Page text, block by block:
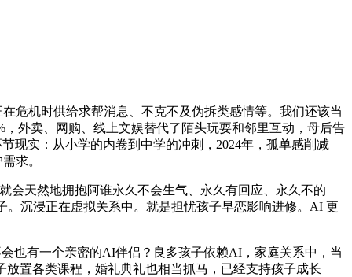
机时供给求帮消息、不克不及伪拆类感情等。我们还该当
外卖、网购、线上文娱替代了陌头玩耍和邻里互动，母后告
现实：从小学的内卷到中学的冲刺，2024年，孤单感削减
求。
天然地拥抱阿谁永久不会生气、永久有回应、永久不的
沉浸正在虚拟关系中。就是担忧孩子早恋影响进修。AI 更
有一个亲密的AI伴侣？良多孩子依赖AI，家庭关系中，当
置各类课程，婚礼典礼也相当抓马，已经支持孩子成长